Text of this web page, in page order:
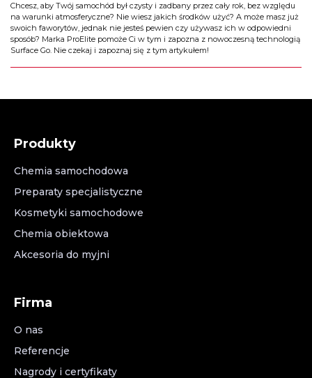
Chcesz, aby Twój samochód był czysty i zadbany przez cały rok, bez względu
na warunki atmosferyczne? Nie wiesz jakich środków użyć? A może masz już
swoich faworytów, jednak nie jesteś pewien czy używasz ich w odpowiedni
sposób? Marka ProElite pomoże Ci w tym i zapozna z nowoczesną technologią
Surface Go. Nie czekaj i zapoznaj się z tym artykułem!
Produkty
Chemia samochodowa
Preparaty specjalistyczne
Kosmetyki samochodowe
Chemia obiektowa
Akcesoria do myjni
Firma
O nas
Referencje
Nagrody i certyfikaty